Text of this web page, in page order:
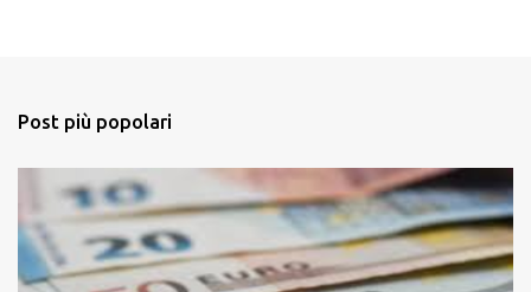
Post più popolari